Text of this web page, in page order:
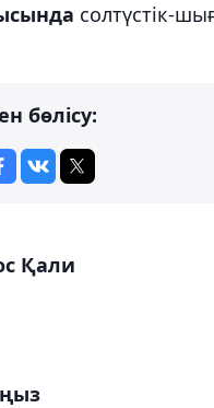
солтүстік-
бөлісу:
Қали